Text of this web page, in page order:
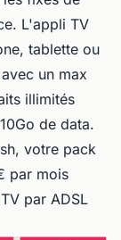
L'appli TV
tablette ou
un max
illimités
de data.
votre pack
par mois
par ADSL